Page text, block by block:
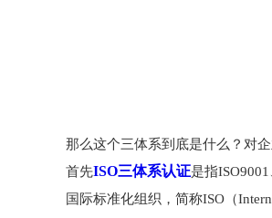
那么这个三体系到底是什么？对
首先ISO三体系认证是指
国际标准化组织，简称ISO（